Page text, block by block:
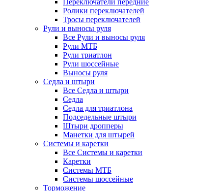
Переключатели передние
Ролики переключателей
Тросы переключателей
Рули и выносы руля
Все Рули и выносы руля
Рули МТБ
Рули триатлон
Рули шоссейные
Выносы руля
Седла и штыри
Все Седла и штыри
Седла
Седла для триатлона
Подседельные штыри
Штыри дропперы
Манетки для штырей
Системы и каретки
Все Системы и каретки
Каретки
Системы МТБ
Системы шоссейные
Торможение